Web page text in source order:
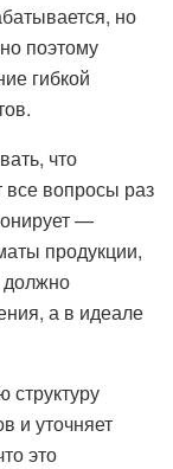
но
поэтому
гибкой
что
все вопросы раз
—
продукции,
должно
а в идеале
структуру
и уточняет
это